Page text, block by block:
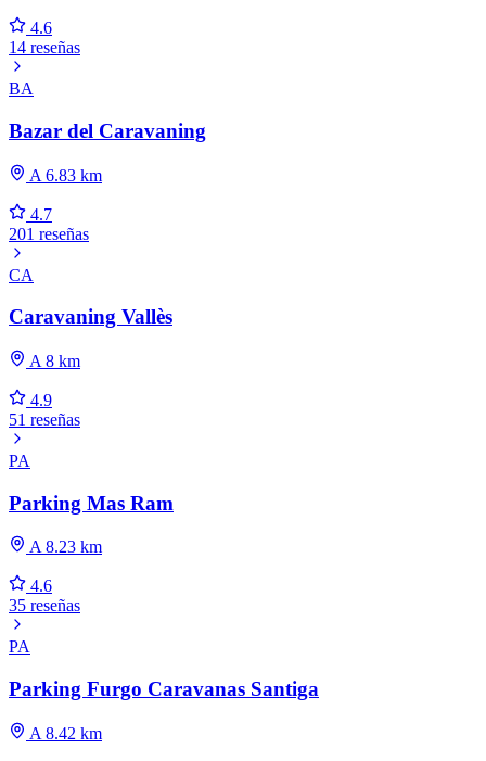
4.6
14 reseñas
BA
Bazar del Caravaning
A 6.83 km
4.7
201 reseñas
CA
Caravaning Vallès
A 8 km
4.9
51 reseñas
PA
Parking Mas Ram
A 8.23 km
4.6
35 reseñas
PA
Parking Furgo Caravanas Santiga
A 8.42 km